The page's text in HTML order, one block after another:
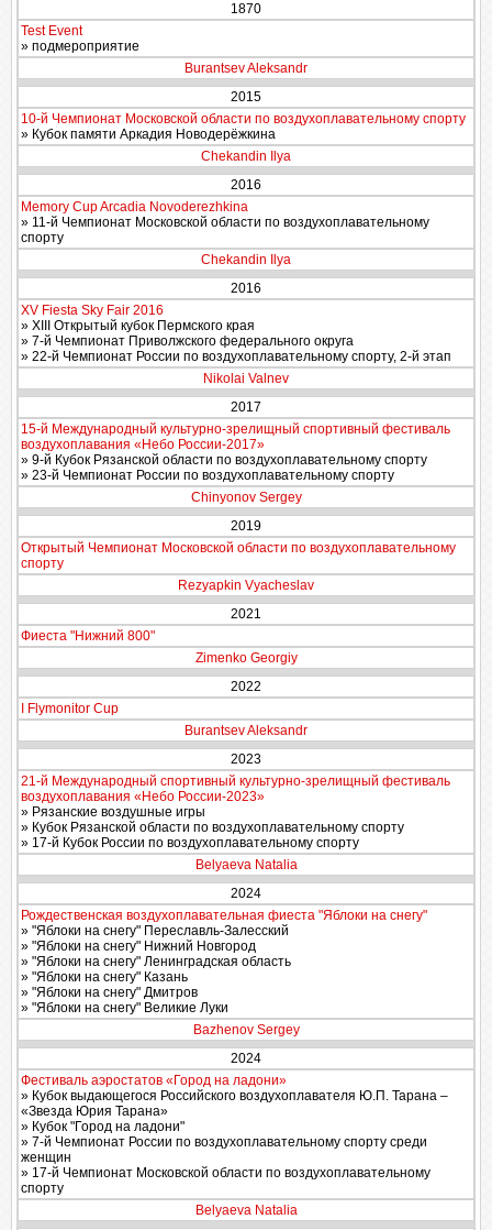
1870
Test Event
» подмероприятие
Burantsev Aleksandr
2015
10-й Чемпионат Московской области по воздухоплавательному спорту
» Кубок памяти Аркадия Новодерёжкина
Chekandin Ilya
2016
Memory Cup Arcadia Novoderezhkina
» 11-й Чемпионат Московской области по воздухоплавательному
спорту
Chekandin Ilya
2016
XV Fiesta Sky Fair 2016
» XIII Открытый кубок Пермского края
» 7-й Чемпионат Приволжского федерального округа
» 22-й Чемпионат России по воздухоплавательному спорту, 2-й этап
Nikolai Valnev
2017
15-й Международный культурно-зрелищный спортивный фестиваль
воздухоплавания «Небо России-2017»
» 9-й Кубок Рязанской области по воздухоплавательному спорту
» 23-й Чемпионат России по воздухоплавательному спорту
Chinyonov Sergey
2019
Открытый Чемпионат Московской области по воздухоплавательному
спорту
Rezyapkin Vyacheslav
2021
Фиеста "Нижний 800"
Zimenko Georgiy
2022
I Flymonitor Cup
Burantsev Aleksandr
2023
21-й Международный спортивный культурно-зрелищный фестиваль
воздухоплавания «Небо России-2023»
» Рязанские воздушные игры
» Кубок Рязанской области по воздухоплавательному спорту
» 17-й Кубок России по воздухоплавательному спорту
Belyaeva Natalia
2024
Рождественская воздухоплавательная фиеста "Яблоки на снегу"
» "Яблоки на снегу" Переславль-Залесский
» "Яблоки на снегу" Нижний Новгород
» "Яблоки на снегу" Ленинградская область
» "Яблоки на снегу" Казань
» "Яблоки на снегу" Дмитров
» "Яблоки на снегу" Великие Луки
Bazhenov Sergey
2024
Фестиваль аэростатов «Город на ладони»
» Кубок выдающегося Российского воздухоплавателя Ю.П. Тарана –
«Звезда Юрия Тарана»
» Кубок "Город на ладони"
» 7-й Чемпионат России по воздухоплавательному спорту среди
женщин
» 17-й Чемпионат Московской области по воздухоплавательному
спорту
Belyaeva Natalia